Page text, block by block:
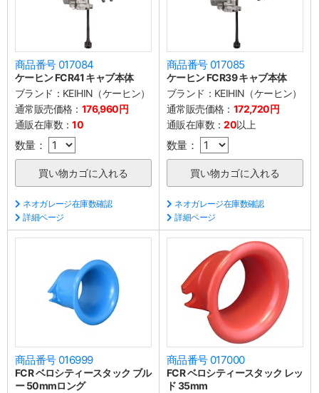
商品番号 017084
ケーヒン FCR41 キャブ本体
ブランド： KEIHIN（ケーヒン）
通常販売価格： 176,960円
通販在庫数：10
数量：
ネオガレージ在庫数確認
詳細ページ
商品番号 017085
ケーヒン FCR39 キャブ本体
ブランド： KEIHIN（ケーヒン）
通常販売価格： 172,720円
通販在庫数：20以上
数量：
ネオガレージ在庫数確認
詳細ページ
商品番号 016999
FCR ベロシティースタック ブル
ー 50mmロング
商品番号 017000
FCR ベロシティースタック レッ
ド 35mm